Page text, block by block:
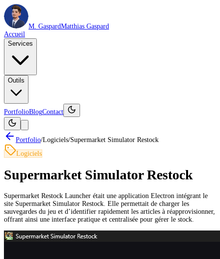
M. GaspardMatthias Gaspard
Accueil
Services
Outils
PortfolioBlogContact
Portfolio/Logiciels/Supermarket Simulator Restock
Logiciels
Supermarket Simulator Restock
Supermarket Restock Launcher était une application Electron intégrant le
site Supermarket Simulator Restock. Elle permettait de charger les
sauvegardes du jeu et d’identifier rapidement les articles à réapprovisionner,
offrant ainsi une interface pratique et centralisée pour gérer le stock.